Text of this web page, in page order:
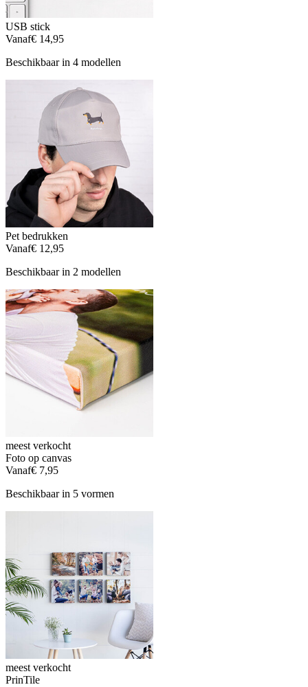
USB stick
Vanaf€ 14,95
Beschikbaar in 4 modellen
Pet bedrukken
Vanaf€ 12,95
Beschikbaar in 2 modellen
meest verkocht
Foto op canvas
Vanaf€ 7,95
Beschikbaar in 5 vormen
meest verkocht
PrinTile